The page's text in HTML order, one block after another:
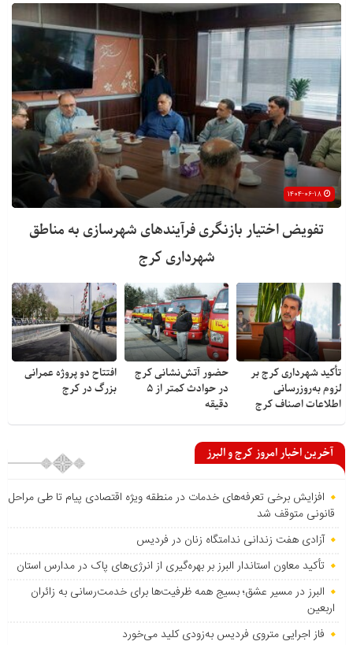
تفویض اختیار بازنگری فرآیندهای شهرسازی به مناطق
شهرداری کرج
تأکید شهرداری کرج بر
لزوم به‌روزرسانی
اطلاعات اصناف کرج
حضور آتش‌نشانی کرج
در حوادث کمتر از ۵
دقیقه
افتتاح دو پروژه عمرانی
بزرگ در کرج
آخرین اخبار امروز کرج و البرز
افزایش برخی تعرفه‌های خدمات در منطقه ویژه اقتصادی پیام تا طی مراحل
قانونی متوقف شد
آزادی هفت زندانی ندامتگاه زنان در فردیس
تأکید معاون استاندار البرز بر بهره‌گیری از انرژی‌های پاک در مدارس استان
البرز در مسیر عشق؛ بسیج همه ظرفیت‌ها برای خدمت‌رسانی به زائران
اربعین
فاز اجرایی متروی فردیس به‌زودی کلید می‌خورد